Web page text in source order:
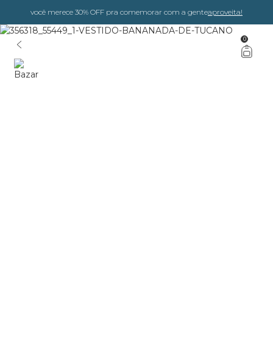
você merece 30% OFF pra comemorar com a genteaproveita!
0